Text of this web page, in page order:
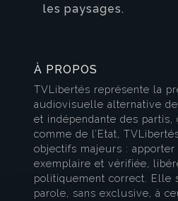
les paysages.
À PROPOS
TVLibertés représente la
audiovisuelle alternative
et indépendante des partis,
comme de l’Etat,
objectifs majeurs :
exemplaire et vérifiée,
politiquement correct. Elle
parole, sans exclusive, à